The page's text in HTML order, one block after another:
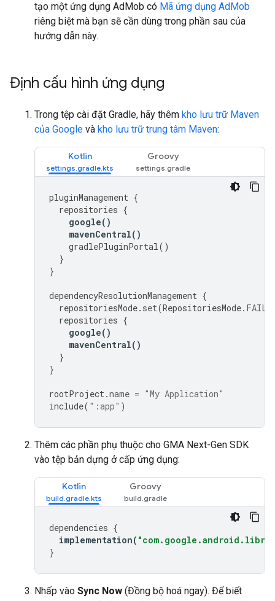
tạo một ứng dụng AdMob có Mã ứng dụng AdMob
riêng biệt mà bạn sẽ cần dùng trong phần sau của
hướng dẫn này.
Định cấu hình ứng dụng
Trong tệp cài đặt Gradle, hãy thêm kho lưu trữ Maven
của Google và kho lưu trữ trung tâm Maven:
Kotlin Groovy
pluginManagement {
repositories {
google()
mavenCentral()
gradlePluginPortal()
}
}
dependencyResolutionManagement {
repositoriesMode. set(RepositoriesMode.
repositories {
google()
mavenCentral()
}
}
rootProject.name = "My Application"
include( ":app" )
Thêm các phần phụ thuộc cho GMA Next-Gen SDK
vào tệp bản dựng ở cấp ứng dụng:
Kotlin Groovy
dependencies {
implementation(
}
Nhấp vào Sync Now (Đồng bộ hoá ngay). Để biết